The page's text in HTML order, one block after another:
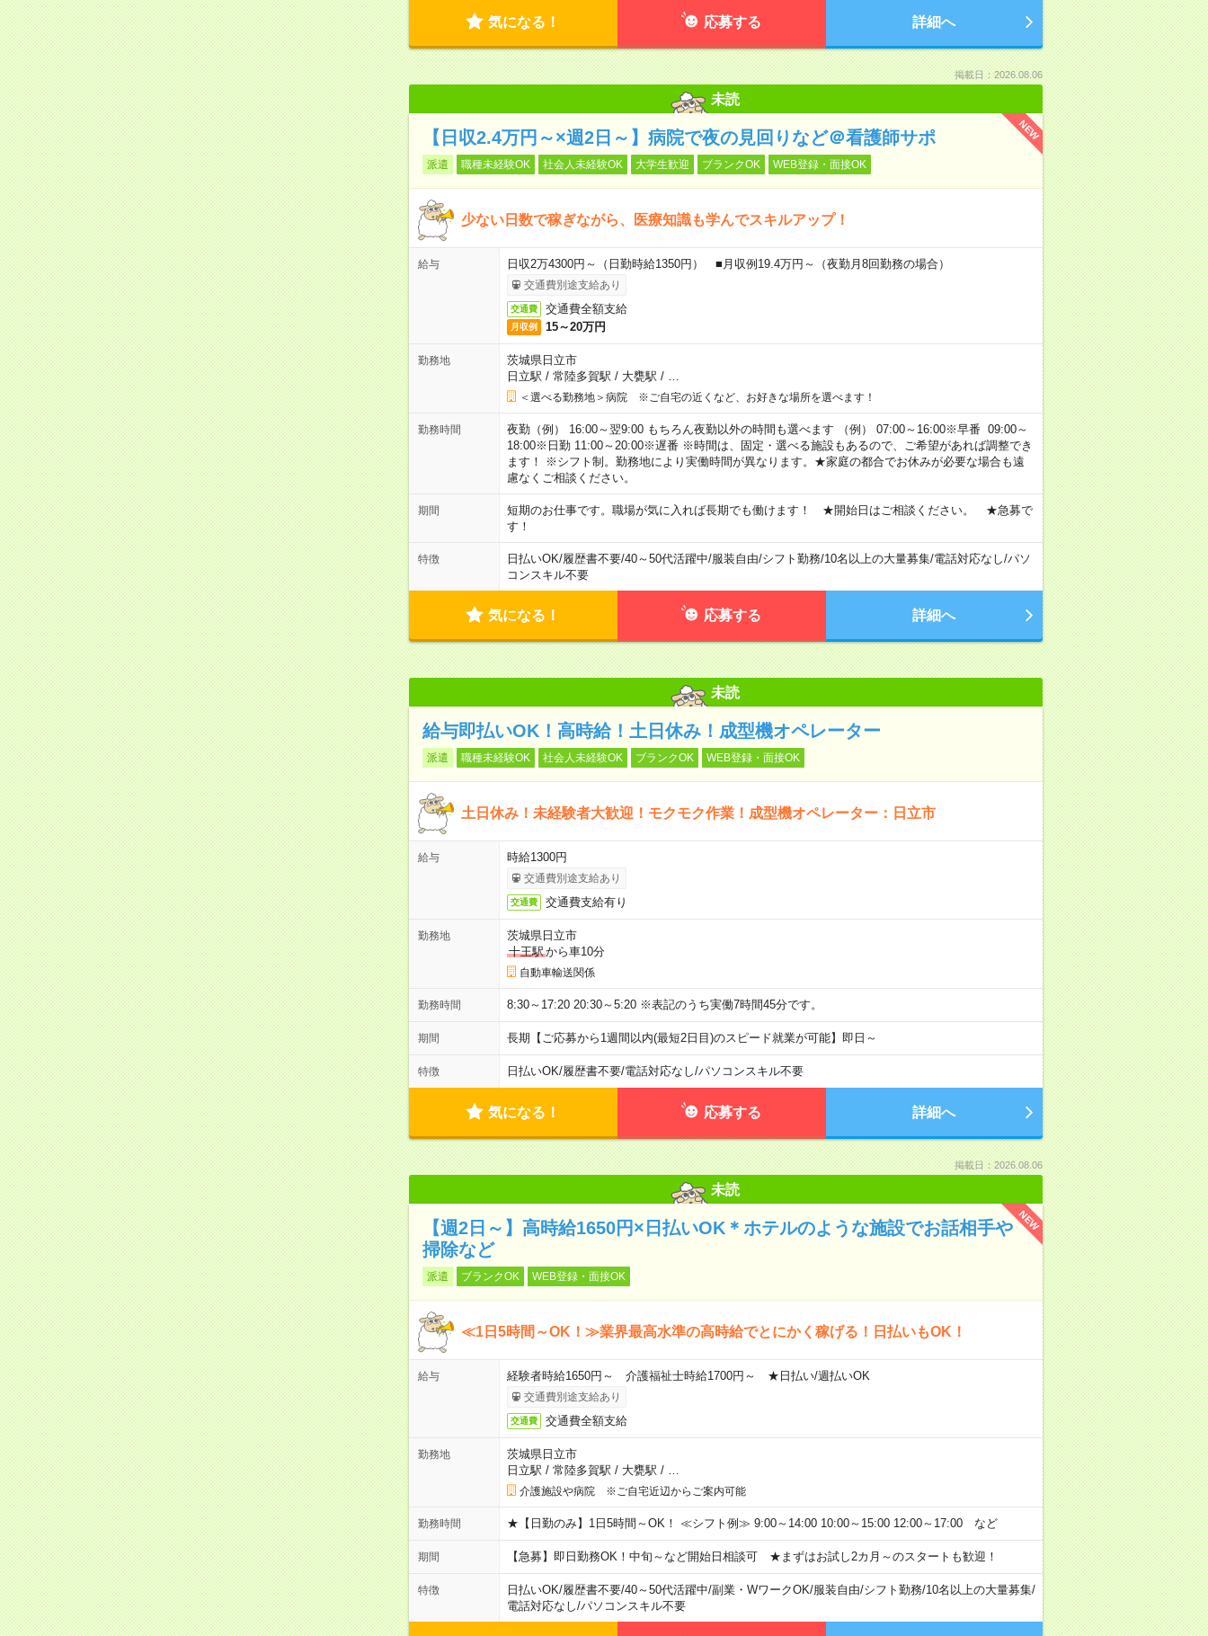
気になる！ 応募する 詳細へ
掲載日：2026.08.06
未読
NEW
【日収2.4万円～×週2日～】病院で夜の見回りなど＠看護師サポ
派遣 職種未経験OK 社会人未経験OK 大学生歓迎 ブランクOK WEB登録・面接OK
少ない日数で稼ぎながら、医療知識も学んでスキルアップ！
給与 日収2万4300円～（日勤時給1350円） ■月収例19.4万円～（夜勤月8回勤務の場合）
交通費別途支給あり
交通費 交通費全額支給
月収例 15～20万円
勤務地
茨城県日立市
日立駅 / 常陸多賀駅 / 大甕駅 /
＜選べる勤務地＞病院 ※ご自宅の近くなど、お好きな場所を選べます！
勤務時間
夜勤（例） 16:00～翌9:00 もちろん夜勤以外の時間も選べます （例） 07:00～16:00※早番 09:00～
18:00※日勤 11:00～20:00※遅番 ※時間は、固定・選べる施設もあるので、ご希望があれば調整でき
ます！ ※シフト制。勤務地により実働時間が異なります。★家庭の都合でお休みが必要な場合も遠
慮なくご相談ください。
期間
短期のお仕事です。職場が気に入れば長期でも働けます！ ★開始日はご相談ください。 ★急募で
す！
特徴 日払いOK/履歴書不要/40～50代活躍中/服装自由/シフト勤務/10名以上の大量募集/電話対応なし/パソ
コンスキル不要
気になる！ 応募する 詳細へ
未読
給与即払いOK！高時給！土日休み！成型機オペレーター
派遣 職種未経験OK 社会人未経験OK ブランクOK WEB登録・面接OK
土日休み！未経験者大歓迎！モクモク作業！成型機オペレーター：日立市
給与 時給1300円
交通費別途支給あり
交通費 交通費支給有り
勤務地
茨城県日立市
十王駅から車10分
自動車輸送関係
勤務時間 8:30～17:20 20:30～5:20 ※表記のうち実働7時間45分です。
期間 長期【ご応募から1週間以内(最短2日目)のスピード就業が可能】即日～
特徴 日払いOK/履歴書不要/電話対応なし/パソコンスキル不要
気になる！ 応募する 詳細へ
掲載日：2026.08.06
未読
NEW
【週2日～】高時給1650円×日払いOK＊ホテルのような施設でお話相手や
掃除など
派遣 ブランクOK WEB登録・面接OK
≪1日5時間～OK！≫業界最高水準の高時給でとにかく稼げる！日払いもOK！
給与 経験者時給1650円～ 介護福祉士時給1700円～ ★日払い/週払いOK
交通費別途支給あり
交通費 交通費全額支給
勤務地
茨城県日立市
日立駅 / 常陸多賀駅 / 大甕駅 /
介護施設や病院 ※ご自宅近辺からご案内可能
勤務時間 ★【日勤のみ】1日5時間～OK！ ≪シフト例≫ 9:00～14:00 10:00～15:00 12:00～17:00 など
期間 【急募】即日勤務OK！中旬～など開始日相談可 ★まずはお試し2カ月～のスタートも歓迎！
特徴 日払いOK/履歴書不要/40～50代活躍中/副業・WワークOK/服装自由/シフト勤務/10名以上の大量募集/
電話対応なし/パソコンスキル不要